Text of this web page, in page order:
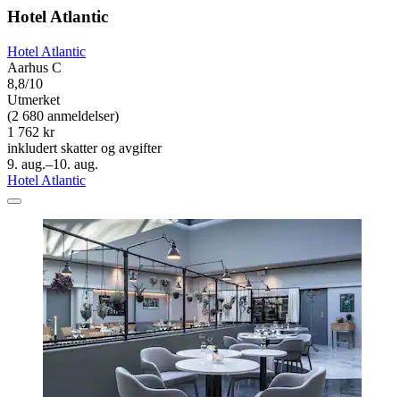
Hotel Atlantic
Hotel Atlantic
Aarhus C
8,8/10
Utmerket
(2 680 anmeldelser)
1 762 kr
inkludert skatter og avgifter
9. aug.–10. aug.
Hotel Atlantic